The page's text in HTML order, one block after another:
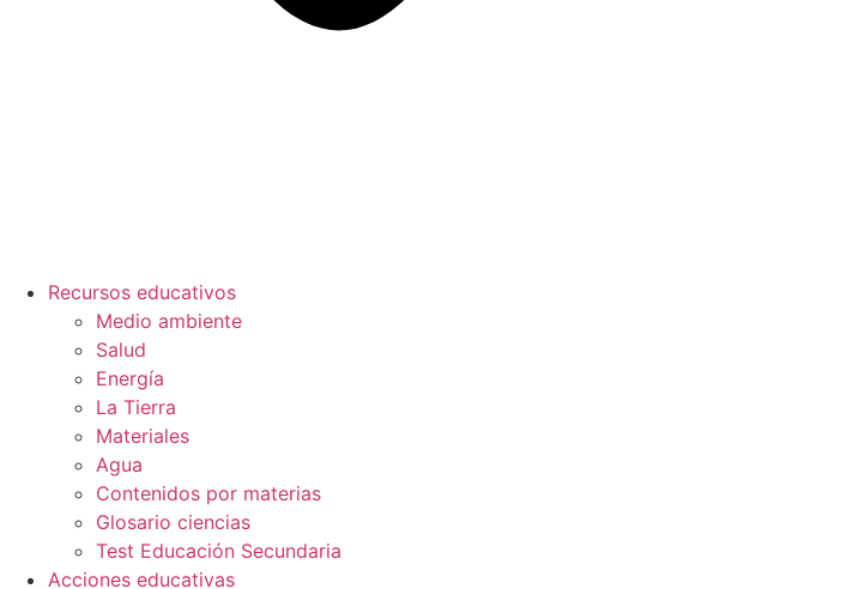
Recursos educativos
Medio ambiente
Salud
Energía
La Tierra
Materiales
Agua
Contenidos por materias
Glosario ciencias
Test Educación Secundaria
Acciones educativas